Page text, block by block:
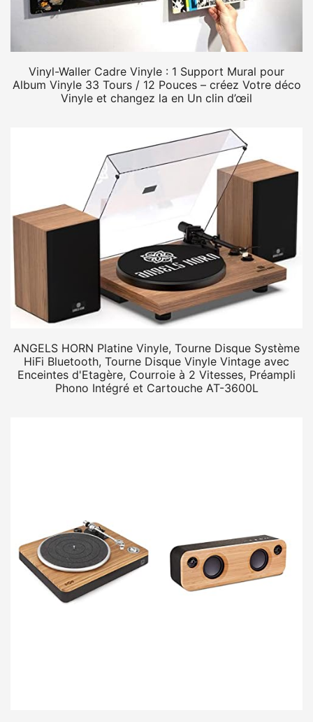
Vinyl-Waller Cadre Vinyle : 1 Support Mural pour
Album Vinyle 33 Tours / 12 Pouces – créez Votre déco
Vinyle et changez la en Un clin d’œil
ANGELS HORN Platine Vinyle, Tourne Disque Système
HiFi Bluetooth, Tourne Disque Vinyle Vintage avec
Enceintes d'Etagère, Courroie à 2 Vitesses, Préampli
Phono Intégré et Cartouche AT-3600L